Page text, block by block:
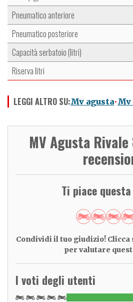
Pneumatico anteriore
Pneumatico posteriore
Capacità serbatoio (litri)
Riserva litri
LEGGI ALTRO SU:Mv agusta Mv
MV Agusta
Ti piace
Condividi il tuo giudizio! Clicca
per valutare
I voti degli utenti